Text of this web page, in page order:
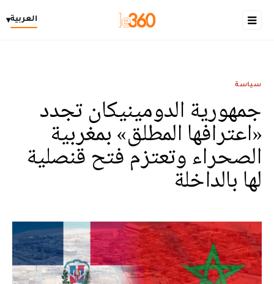
العربية▾
سياسة
جمهورية الدومينيكان تجدد
«اعترافها المطلق» بمغربية
الصحراء وتعتزم فتح قنصلية
لها بالداخلة